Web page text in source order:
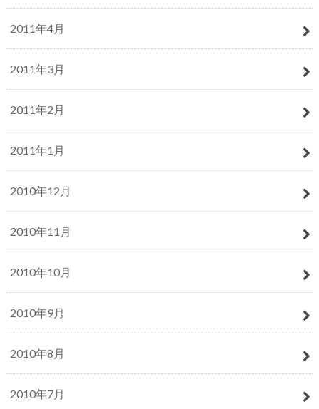
2011年4月
2011年3月
2011年2月
2011年1月
2010年12月
2010年11月
2010年10月
2010年9月
2010年8月
2010年7月